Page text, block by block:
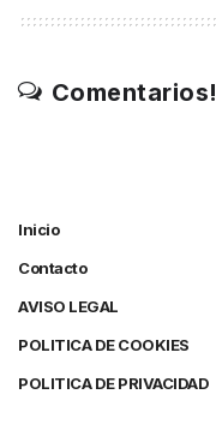
Comentarios!
Inicio
Contacto
AVISO LEGAL
POLITICA DE COOKIES
POLITICA DE PRIVACIDAD